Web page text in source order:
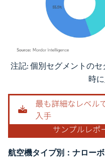
画像 © Mordor Intelligence。再利
注記: 個別セグメントの
時
航空機タイプ別：ナロー